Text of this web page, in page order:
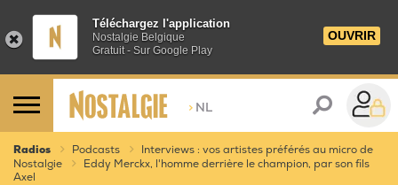
Téléchargez l'application
Nostalgie Belgique
Gratuit - Sur Google Play
OUVRIR
> NL
Radios Podcasts
Interviews : vos artistes préférés au micro de
Nostalgie
Eddy Merckx, l'homme derrière le champion, par son fils
Axel